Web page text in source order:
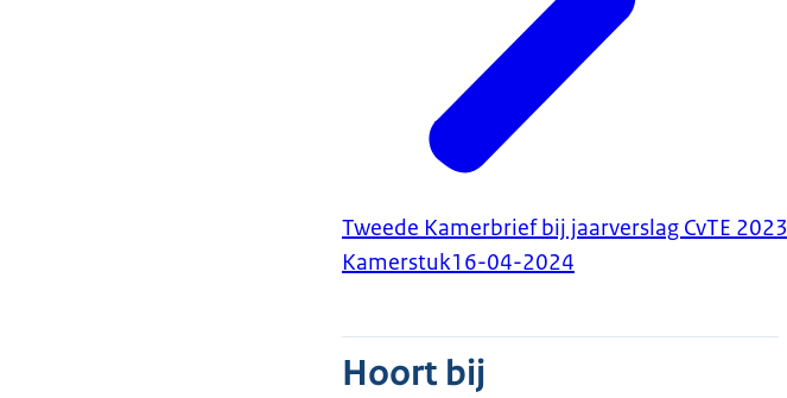
Tweede Kamerbrief bij jaarverslag CvTE 2023
Kamerstuk16-04-2024
Hoort bij